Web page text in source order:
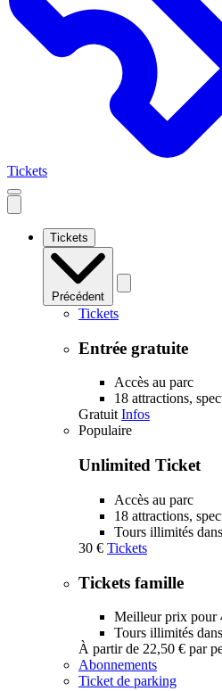
Tickets
Open
mobile
navigation
Tickets
Précédent
Tickets
Entrée gratuite
Accès au parc
18 attractions,
Gratuit Infos
Populaire
Unlimited Ticket
Accès au parc
18 attractions,
Tours illimités
30 € Tickets
Tickets famille
Meilleur prix pour
Tours illimités
À partir de 22,50 € par
Abonnements
Ticket de parking